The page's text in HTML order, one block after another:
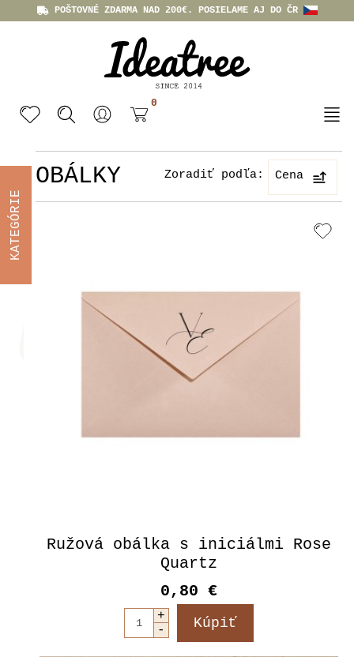
POŠTOVNÉ ZDARMA NAD 200€. POSIELAME AJ DO ČR
0
OBÁLKY Zoradiť podľa: Cena
Ružová obálka s iniciálmi Rose
Quartz
0,80 €
KATEGÓRIE